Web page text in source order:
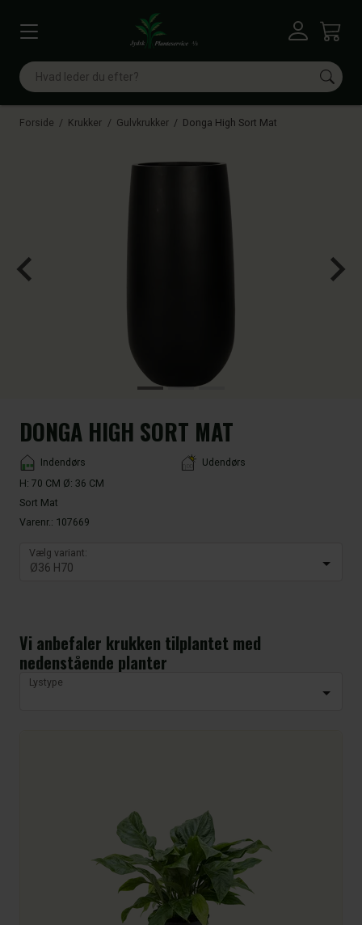
Vis menu
Søg
Log ind Kurv
Forside Krukker Gulvkrukker Donga High Sort Mat
DONGA HIGH SORT MAT
Placement
Indendørs
Udendørs
H: 70 CM Ø: 36 CM
Sort Mat
Varenr.: 107669
Vælg variant:
Vi anbefaler krukken tilplantet med
nedenstående planter
Lystype